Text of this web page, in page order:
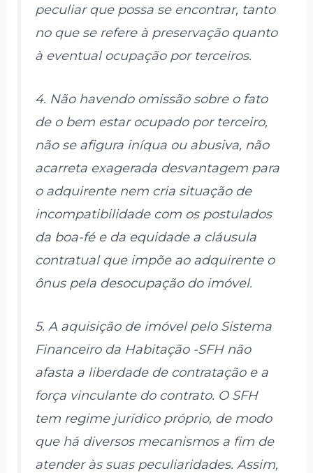
peculiar que possa se encontrar, tanto
no que se refere à preservação quanto
à eventual ocupação por terceiros.
4. Não havendo omissão sobre o fato
de o bem estar ocupado por terceiro,
não se afigura iníqua ou abusiva, não
acarreta exagerada desvantagem para
o adquirente nem cria situação de
incompatibilidade com os postulados
da boa-fé e da equidade a cláusula
contratual que impõe ao adquirente o
ônus pela desocupação do imóvel.
5. A aquisição de imóvel pelo Sistema
Financeiro da Habitação -SFH não
afasta a liberdade de contratação e a
força vinculante do contrato. O SFH
tem regime jurídico próprio, de modo
que há diversos mecanismos a fim de
atender às suas peculiaridades. Assim,